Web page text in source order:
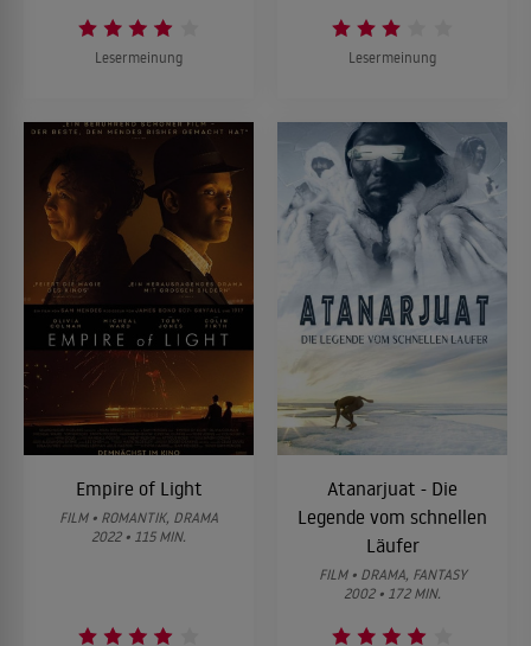
Lesermeinung Lesermeinung
Empire of Light
FILM • ROMANTIK, DRAMA
2022 • 115 MIN.
Atanarjuat - Die
Legende vom schnellen
Läufer
FILM • DRAMA, FANTASY
2002 • 172 MIN.